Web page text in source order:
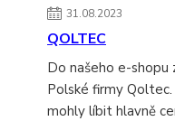
31.08.2023
QOLTEC
Do našeho e-shopu
Polské firmy
mohly líbit hlavně